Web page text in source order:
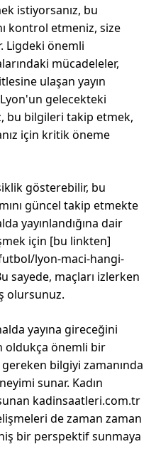
istiyorsanız, bu
kontrol etmeniz, size
Ligdeki önemli
mücadeleler,
ulaşan yayın
gelecekteki
bu bilgileri takip etmek,
için kritik öneme
gösterebilir, bu
güncel takip etmekte
yayınlandığına dair
için [bu linkten]
lyon-maci-hangi-
sayede, maçları izlerken
olursunuz.
yayına gireceğini
oldukça önemli bir
bilgiyi zamanında
sunar. Kadın
kadinsaatleri.com.tr
de zaman zaman
bir perspektif sunmaya